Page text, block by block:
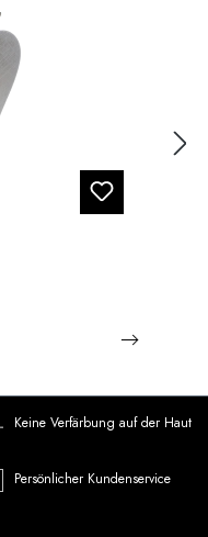
Keine Verfärbung auf der Haut
Persönlicher Kundenservice